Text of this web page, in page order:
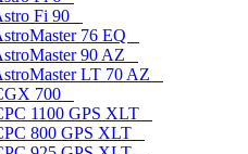
Fi 90
76 EQ
90 AZ
LT 70 AZ
700
1100 GPS XLT
800 GPS XLT